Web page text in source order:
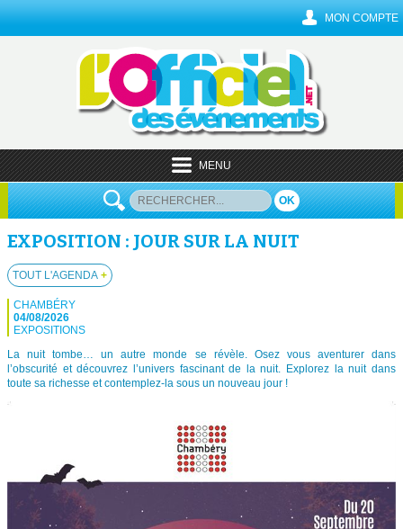
MON COMPTE
MENU
OK
EXPOSITION : JOUR SUR LA NUIT
TOUT L'AGENDA +
CHAMBÉRY
04/08/2026
EXPOSITIONS
La nuit tombe… un autre monde se révèle. Osez vous aventurer dans
l’obscurité et découvrez l’univers fascinant de la nuit. Explorez la nuit dans
toute sa richesse et contemplez-la sous un nouveau jour !